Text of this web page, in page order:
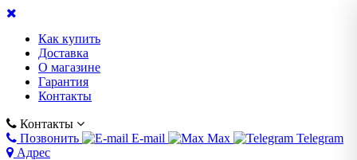
Как купить
Доставка
О магазине
Гарантия
Контакты
Контакты
Позвонить
E-mail Max
Telegram
Адрес